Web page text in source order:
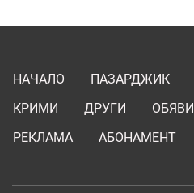
НАЧАЛО ПАЗАРДЖИК
КРИМИ
ДРУГИ ОБЯВИ
РЕКЛАМА
АБОНАМЕНТ